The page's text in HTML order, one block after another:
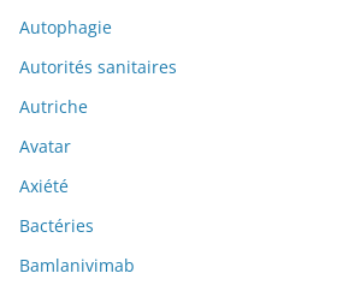
Autophagie
Autorités sanitaires
Autriche
Avatar
Axiété
Bactéries
Bamlanivimab